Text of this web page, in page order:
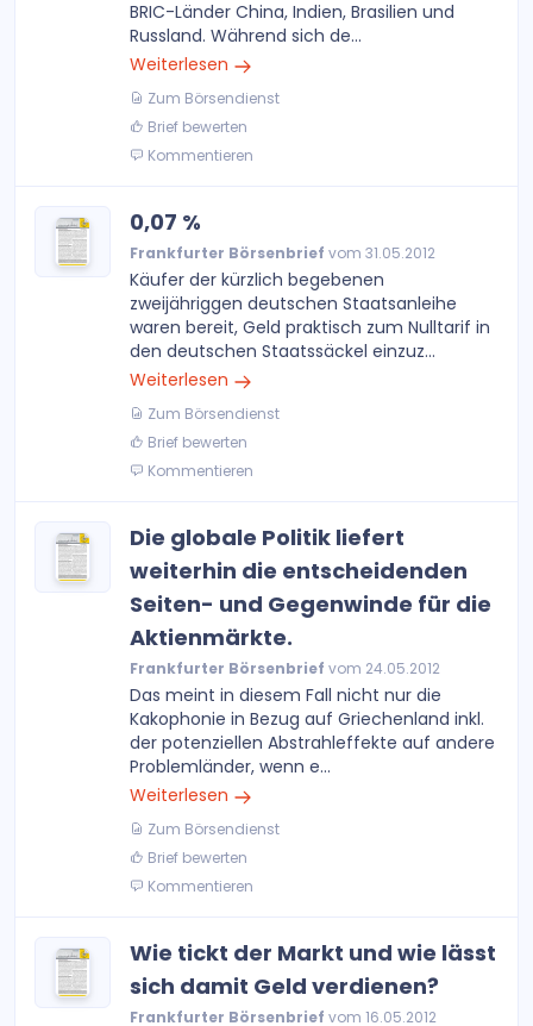
BRIC-Länder China, Indien, Brasilien und
Russland. Während sich de...
Weiterlesen
Zum Börsendienst
Brief bewerten
Kommentieren
0,07 %
Frankfurter Börsenbrief vom 31.05.2012
Käufer der kürzlich begebenen
zweijähriggen deutschen Staatsanleihe
waren bereit, Geld praktisch zum Nulltarif in
den deutschen Staatssäckel einzuz...
Weiterlesen
Zum Börsendienst
Brief bewerten
Kommentieren
Die globale Politik liefert
weiterhin die entscheidenden
Seiten- und Gegenwinde für die
Aktienmärkte.
Frankfurter Börsenbrief vom 24.05.2012
Das meint in diesem Fall nicht nur die
Kakophonie in Bezug auf Griechenland inkl.
der potenziellen Abstrahleffekte auf andere
Problemländer, wenn e...
Weiterlesen
Zum Börsendienst
Brief bewerten
Kommentieren
Wie tickt der Markt und wie lässt
sich damit Geld verdienen?
Frankfurter Börsenbrief vom 16.05.2012